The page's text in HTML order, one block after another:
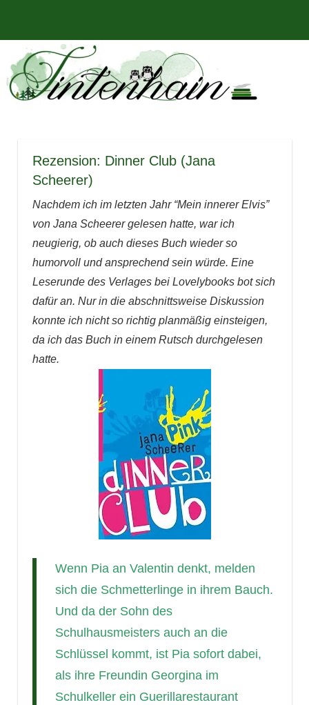
springen
Tintenhain
–
Der
Rezensionen
und
mehr
Rezension: Dinner Club (Jana
Scheerer)
Nachdem ich im letzten Jahr “Mein innerer Elvis”
von Jana Scheerer gelesen hatte, war ich
neugierig, ob auch dieses Buch wieder so
humorvoll und ansprechend sein würde. Eine
Leserunde des Verlages bei Lovelybooks bot sich
dafür an. Nur in die abschnittsweise Diskussion
konnte ich nicht so richtig planmäßig einsteigen,
da ich das Buch in einem Rutsch durchgelesen
hatte.
Wenn Pia an Valentin denkt, melden
sich die Schmetterlinge in ihrem Bauch.
Und da der Sohn des
Schulhausmeisters auch an die
Schlüssel kommt, ist Pia sofort dabei,
als ihre Freundin Georgina im
Schulkeller ein Guerillarestaurant